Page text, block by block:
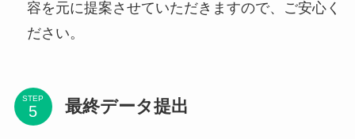
容を元に提案させていただきますので、ご安心く
ださい。
STEP 最終データ提出